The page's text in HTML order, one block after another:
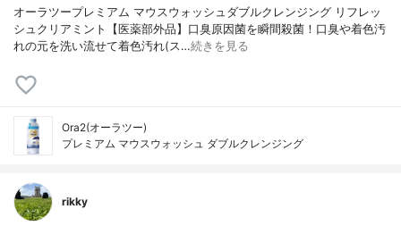
オーラツープレミアム マウスウォッシュダブルクレンジング リフレッ
シュクリアミント【医薬部外品】口臭原因菌を瞬間殺菌！口臭や着色汚
れの元を洗い流せて着色汚れ(ス…続きを見る
Ora2(オーラツー)
プレミアム マウスウォッシュ ダブルクレンジング
rikky